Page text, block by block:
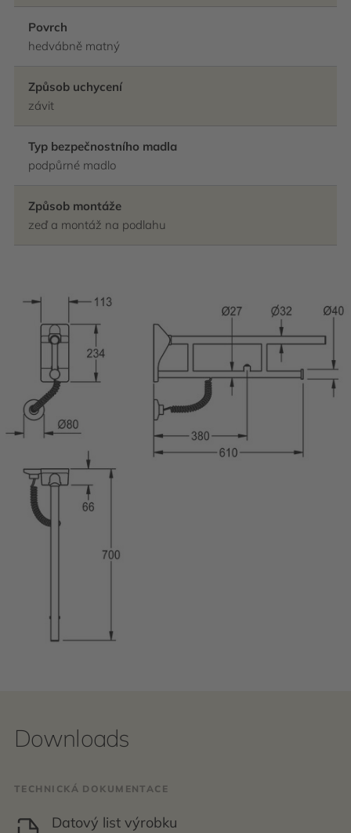
Povrch
hedvábně matný
Způsob uchycení
závit
Typ bezpečnostního madla
podpůrné madlo
Způsob montáže
zeď a montáž na podlahu
Downloads
TECHNICKÁ DOKUMENTACE
Datový list výrobku